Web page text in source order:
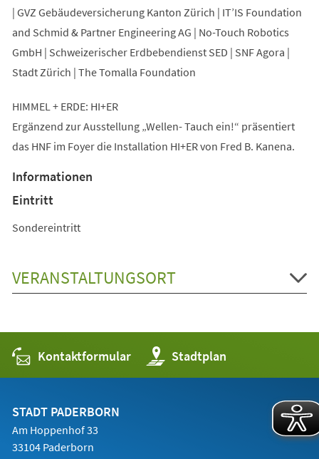
| GVZ Gebäudeversicherung Kanton Zürich | IT’IS Foundation
and Schmid & Partner Engineering AG | No-Touch Robotics
GmbH | Schweizerischer Erdbebendienst SED | SNF Agora |
Stadt Zürich | The Tomalla Foundation
HIMMEL + ERDE: HI+ER
Ergänzend zur Ausstellung „Wellen- Tauch ein!“ präsentiert
das HNF im Foyer die Installation HI+ER von Fred B. Kanena.
Informationen
Eintritt
Sondereintritt
VERANSTALTUNGSORT
Kontaktformular Stadtplan
(Öffnet
in
einem
STADT PADERBORN
Am Hoppenhof 33
33104 Paderborn